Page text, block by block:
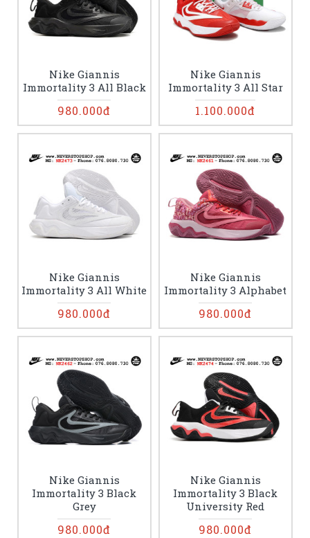
Nike Giannis
Immortality 3 All Black
980.000đ
Nike Giannis
Immortality 3 All Star
1.100.000đ
Nike Giannis
Immortality 3 All White
980.000đ
Nike Giannis
Immortality 3 Alphabet
980.000đ
Nike Giannis
Immortality 3 Black
Grey
980.000đ
Nike Giannis
Immortality 3 Black
University Red
980.000đ